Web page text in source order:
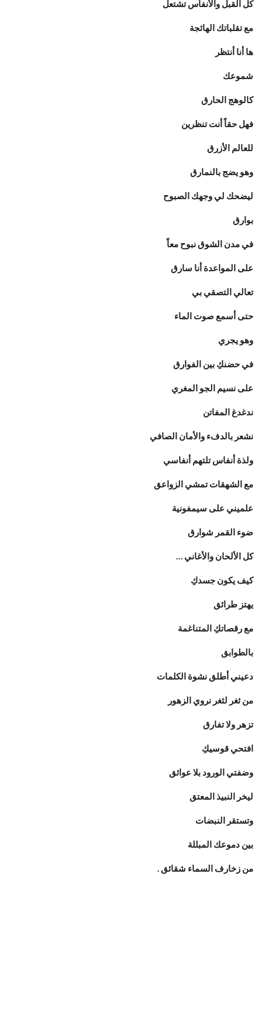
كل القبل والأنفاس تشتعل
مع تقلباتك الهائجة
ها أنا أنتظر
شموعك
كالوهج الحارق
فهل حقاً أنت تنظرين
للعالم الأزرق
وهو يضج بالنمارق
ليضحك لي وجهك الصبوح
بوارق
في مدن الشوق نبوح معاً
على المواعدة أنا سارق
تعالي التصقي بي
حتى أسمع صوت الماء
وهو يجري
في حضنكِ بين الفوارق
على نسيم الجو المغري
ندغدغ المفاتن
نشعر بالدفء والأمان الصافي
ولذة أنفاس تلتهم أنفاسي
مع الشهقات تمشي الزواعق
علميني على سيمفونية
ضوء القمر شوارق
كل الألحان والأغاني …
كيف يكون جسدكِ
يهتز طرائق
مع رقصاتكِ المتناغمة
بالطوابق
دعيني أطلق نشوة الكلمات
من ثغر لثغر نروي الزهور
تزهر ولا تفارق
افتحي قوسيكِ
وضفتي الورود بلا عوائق
ليخر النبيذ المعتق
وتستقر النبضات
بين دموعك المبللة
من زخارف السماء شقائق .